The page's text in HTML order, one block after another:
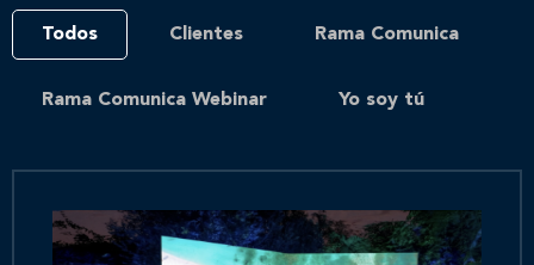
Todos Clientes Rama Comunica
Rama Comunica Webinar Yo soy tú